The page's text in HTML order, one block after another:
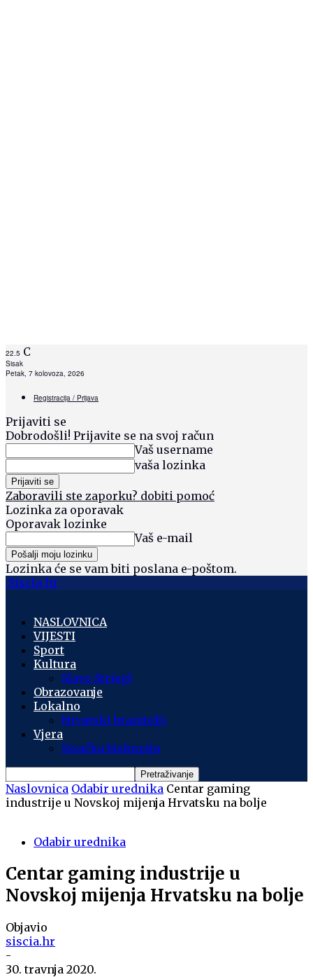
22.5 C
Sisak
Petak, 7 kolovoza, 2026
Registracija / Prijava
Prijaviti se
Dobrodošli! Prijavite se na svoj račun
Vaš username
vaša lozinka
Zaboravili ste zaporku? dobiti pomoć
Lozinka za oporavak
Oporavak lozinke
Vaš e-mail
Lozinka će se vam biti poslana e-poštom.
Siscia hr
NASLOVNICA
VIJESTI
Sport
Kultura
Slavo Striegl
Obrazovanje
Lokalno
Hrvatski branitelji
Vjera
Sisačka biskupija
Naslovnica Odabir urednika Centar gaming
industrije u Novskoj mijenja Hrvatsku na bolje
Odabir urednika
Centar gaming industrije u
Novskoj mijenja Hrvatsku na bolje
Objavio
siscia.hr
-
30. travnja 2020.